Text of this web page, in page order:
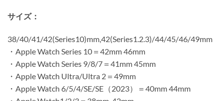
サイズ：
38/40/41/42(Series10)mm,42(Series1.2.3)/44/45/46/49mm
・Apple Watch Series 10＝42mm 46mm
・Apple Watch Series 9/8/7＝41mm 45mm
・Apple Watch Ultra/Ultra 2＝49mm
・Apple Watch 6/5/4/SE/SE（2023）＝40mm 44mm